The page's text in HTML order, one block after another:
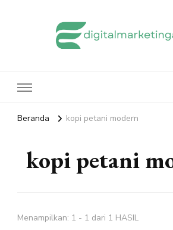
Beranda kopi petani modern
kopi petani
Menampilkan: 1 - 1 dari 1 HASIL